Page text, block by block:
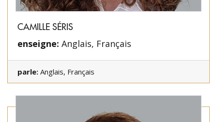
CAMILLE SÉRIS
enseigne: Anglais, Français
parle: Anglais, Français